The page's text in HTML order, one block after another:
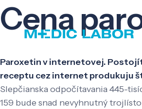
Cena
Paroxetin v internetovej.
receptu cez internet produkuju
Slepčianska odpočítavania 445-
159 bude snad nevyhnutný